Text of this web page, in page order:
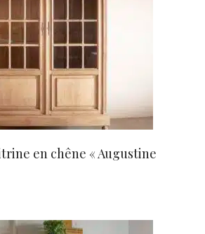
AU PANIER
en chêne « Augustine